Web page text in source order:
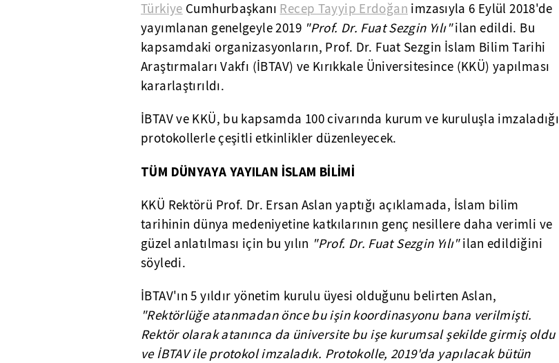
Türkiye Cumhurbaşkanı Recep Tayyip Erdoğan imzasıyla 6 Eylül 2018'de
yayımlanan genelgeyle 2019"Prof. Dr. Fuat Sezgin Yılı"ilan edildi. Bu
kapsamdaki organizasyonların, Prof. Dr. Fuat Sezgin İslam Bilim Tarihi
Araştırmaları Vakfı (İBTAV) ve Kırıkkale Üniversitesince (KKÜ) yapılması
kararlaştırıldı.
İBTAV ve KKÜ, bu kapsamda 100 civarında kurum ve kuruluşla imzaladığı
protokollerle çeşitli etkinlikler düzenleyecek.
TÜM DÜNYAYA YAYILAN İSLAM BİLİMİ
KKÜ Rektörü Prof. Dr. Ersan Aslan yaptığı açıklamada, İslam bilim
tarihinin dünya medeniyetine katkılarının genç nesillere daha verimli ve
güzel anlatılması için bu yılın "Prof. Dr. Fuat Sezgin Yılı"ilan edildiğini
söyledi.
İBTAV'ın 5 yıldır yönetim kurulu üyesi olduğunu belirten Aslan,
"Rektörlüğe atanmadan önce bu işin koordinasyonu bana verilmişti.
Rektör olarak atanınca da üniversite bu işe kurumsal şekilde girmiş oldu
ve İBTAV ile protokol imzaladık. Protokolle, 2019'da yapılacak bütün